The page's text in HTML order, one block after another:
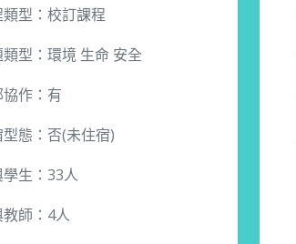
型：校訂課程
型：環境 生命 安全
作：有
態：否(未住宿)
學生：33人
教師：4人